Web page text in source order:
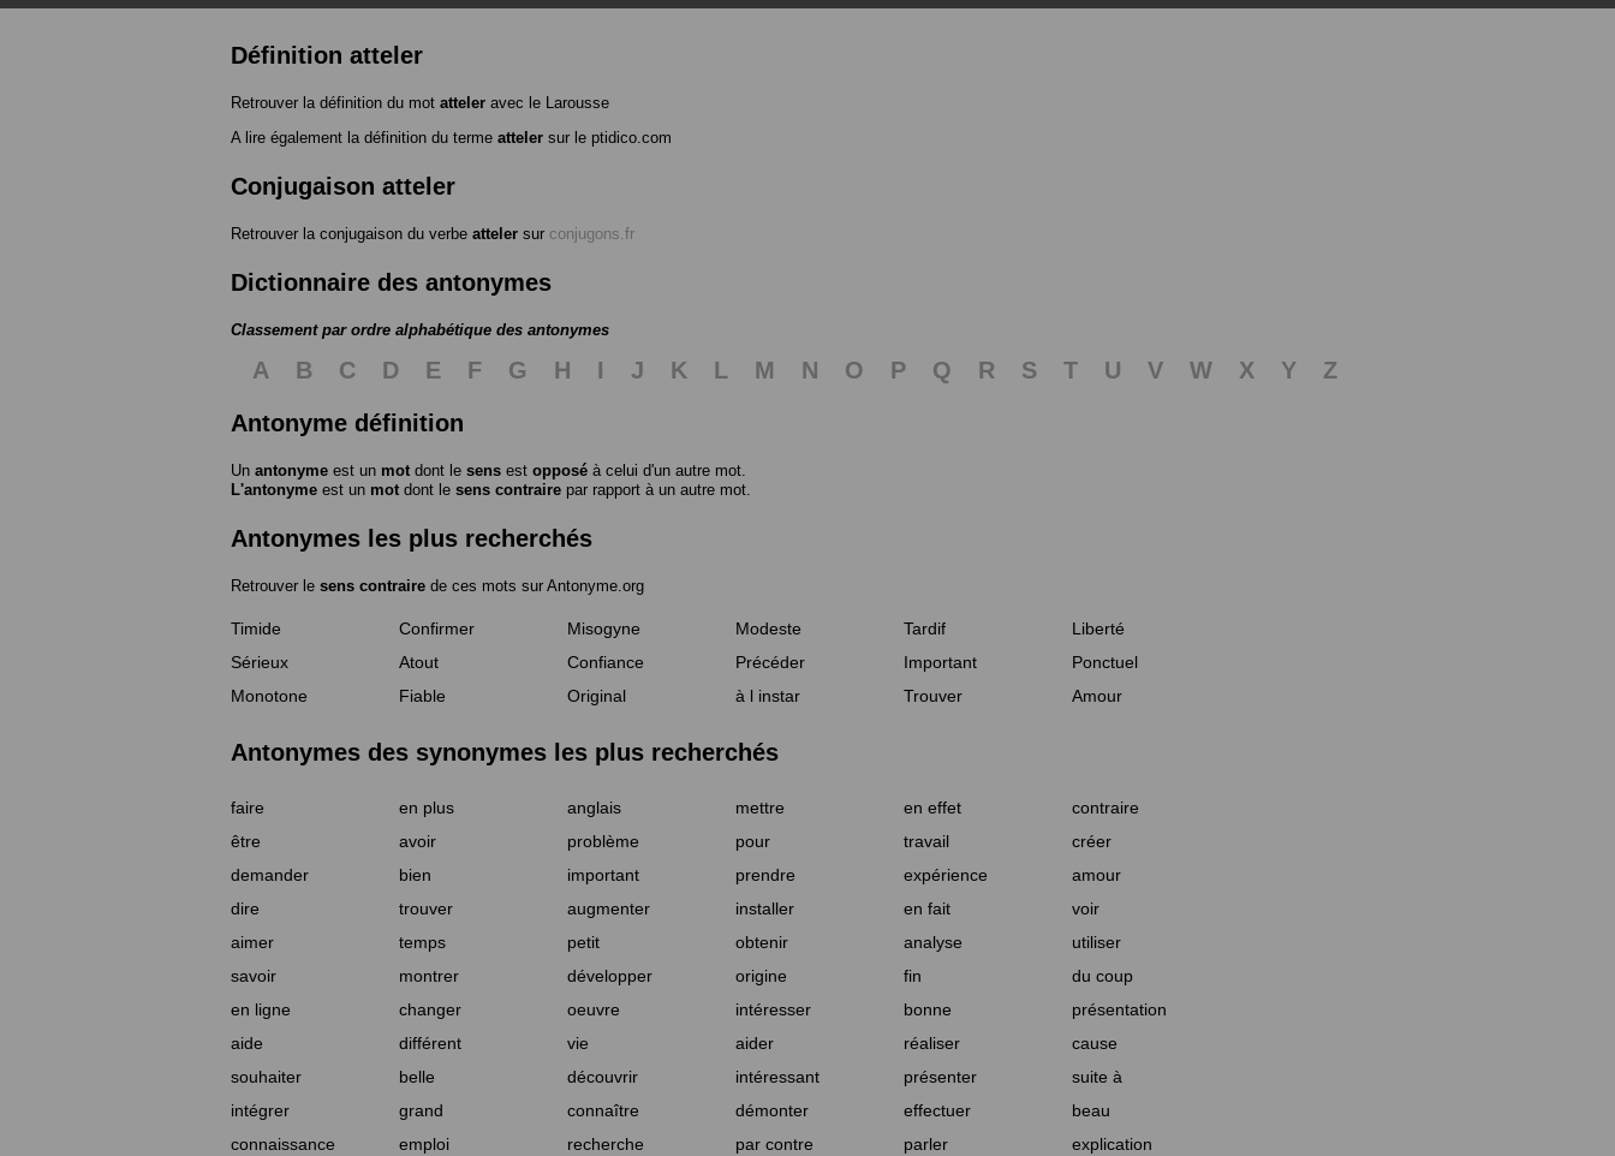
Définition atteler
Retrouver la définition du mot atteler avec le Larousse
A lire également la définition du terme atteler sur le ptidico.com
Conjugaison atteler
Retrouver la conjugaison du verbe atteler sur conjugons.fr
Dictionnaire des antonymes
Classement par ordre alphabétique des antonymes
A B C D E F G H I J K L M N O P Q R S T U V W X Y
Z
Antonyme définition
Un antonyme est un mot dont le sens est opposé à celui d'un autre mot.
L'antonyme est un mot dont le sens contraire par rapport à un autre mot.
Antonymes les plus recherchés
Retrouver le sens contraire de ces mots sur Antonyme.org
Timide Confirmer Misogyne Modeste Tardif
Liberté
Sérieux
Atout Confiance Précéder Important
Ponctuel
Monotone
Fiable Original à l instar Trouver Amour
Antonymes des synonymes les plus recherchés
faire en plus anglais mettre en effet
contraire
être
avoir problème pour travail
créer
demander
bien important prendre expérience
amour
dire
trouver augmenter installer en fait
voir
aimer
temps petit obtenir analyse
utiliser
savoir
montrer développer origine fin
du coup
en ligne
changer oeuvre intéresser bonne
présentation
aide
différent vie aider réaliser
cause
souhaiter
belle découvrir intéressant présenter
suite à
intégrer
grand connaître démonter effectuer
beau
connaissance
emploi recherche par contre parler explication